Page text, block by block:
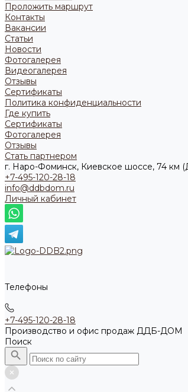
Проложить маршрут
Контакты
Вакансии
Статьи
Новости
Фотогалерея
Видеогалерея
Отзывы
Сертификаты
Политика конфиденциальности
Где купить
Сертификаты
Фотогалерея
Отзывы
Стать партнером
г. Наро-Фоминск, Киевское шоссе, 74 км
+7-495-120-28-18
info@ddbdom.ru
Личный кабинет
Телефоны
+7-495-120-28-18
Производство и офис продаж ДДБ-ДОМ
Поиск